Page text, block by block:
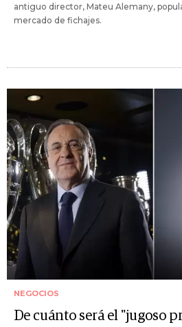
antiguo director, Mateu Alemany,
mercado de fichajes.
NEGOCIOS
De cuánto será el "jugoso